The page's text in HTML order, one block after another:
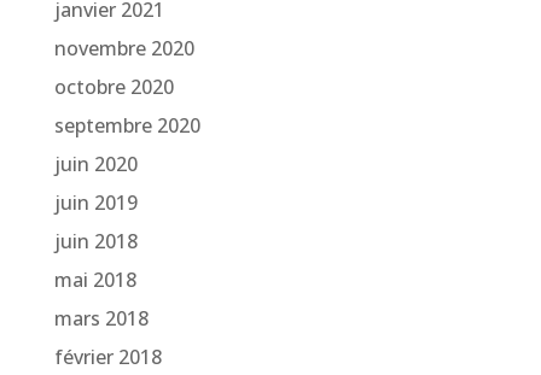
janvier 2021
novembre 2020
octobre 2020
septembre 2020
juin 2020
juin 2019
juin 2018
mai 2018
mars 2018
février 2018